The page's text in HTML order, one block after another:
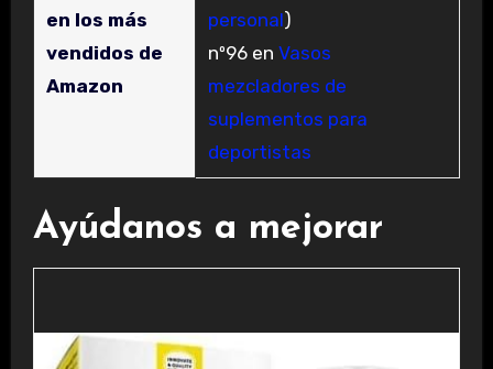
en los más
vendidos de
Amazon
personal)
nº96 en Vasos
mezcladores de
suplementos para
deportistas
Ayúdanos a mejorar